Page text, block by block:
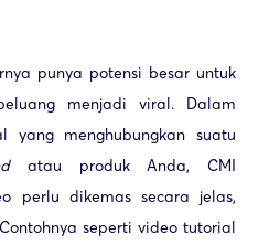
punya potensi besar untuk
menjadi viral. Dalam
yang menghubungkan suatu
atau produk Anda, CMI
perlu dikemas secara jelas,
seperti video tutorial